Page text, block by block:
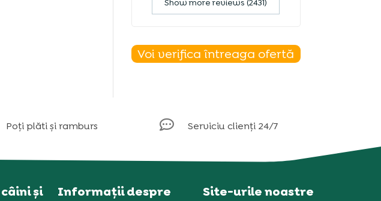
Show more reviews (2431)
Voi verifica întreaga ofertă
Poți plăti și ramburs  Serviciu clienți 24/7
și
Informații despre
Site-urile noastre